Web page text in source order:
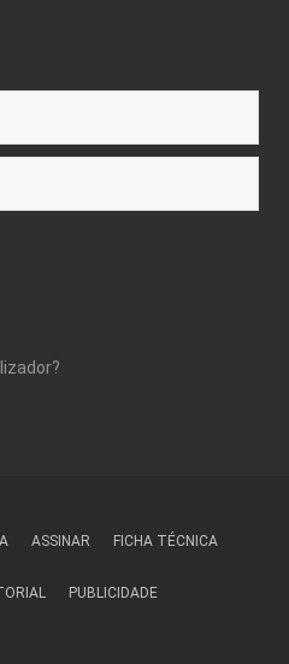
ASSINAR FICHA TÉCNICA
PUBLICIDADE